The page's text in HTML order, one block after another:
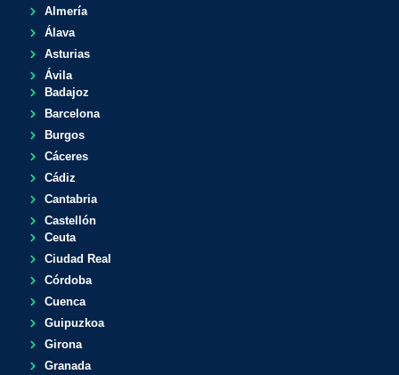
Almería
Álava
Asturias
Ávila
Badajoz
Barcelona
Burgos
Cáceres
Cádiz
Cantabria
Castellón
Ceuta
Ciudad Real
Córdoba
Cuenca
Guipuzkoa
Girona
Granada